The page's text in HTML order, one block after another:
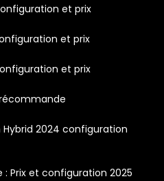
et prix
et prix
et prix
2024 configuration
Prix et configuration 2025